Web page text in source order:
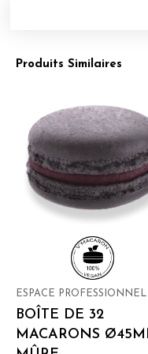
Produits Similaires
ESPACE PROFESSIONNEL
BOÎTE DE 32
MACARONS